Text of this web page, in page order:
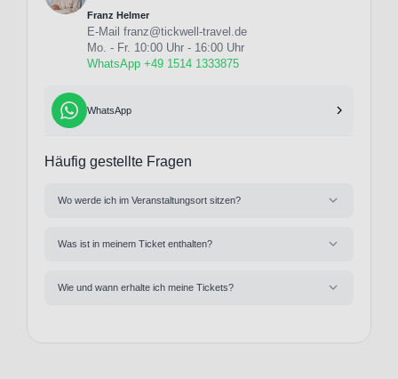
Franz Helmer
E-Mail franz@tickwell-travel.de
Mo. - Fr. 10:00 Uhr - 16:00 Uhr
WhatsApp +49 1514 1333875
WhatsApp
Häufig gestellte Fragen
Wo werde ich im Veranstaltungsort sitzen?
Was ist in meinem Ticket enthalten?
Wie und wann erhalte ich meine Tickets?